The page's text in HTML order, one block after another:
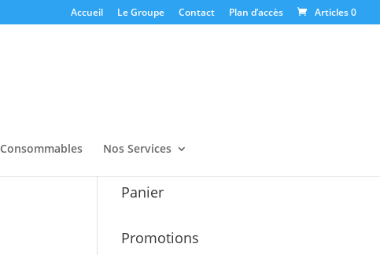
Accueil Le Groupe Contact Plan d’accès Articles 0
Consommables Nos Services
Panier
Promotions